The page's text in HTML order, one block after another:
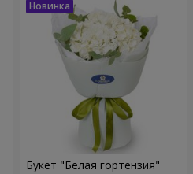
Букет "Белая гортензия"